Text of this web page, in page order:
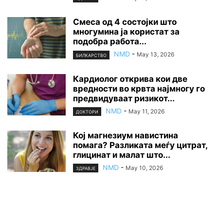
Смеса од 4 состојки што
многумина ја користат за
подобра работа...
БИЛКАРСТВО NMD - May 13, 2026
Кардиолог открива кои две
вредности во крвта најмногу го
предвидуваат ризикот...
ДОКТОРИ NMD - May 11, 2026
Кој магнезиум навистина
помага? Разликата меѓу цитрат,
глицинат и малат што...
ЗДРАВЈЕ NMD - May 10, 2026